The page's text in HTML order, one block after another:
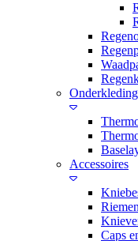
Accessoires
Riemen
Caps